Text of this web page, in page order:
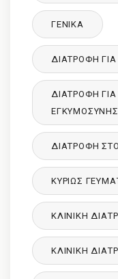
ΓΕΝΙΚΆ
ΔΙΑΤΡΟΦΉ
ΔΙΑΤΡΟΦΉ
ΔΙΑΤΡΟΦΉ
ΚΥΡΙΩΣ
ΚΛΙΝΙΚΉ
ΚΛΙΝΙΚΉ